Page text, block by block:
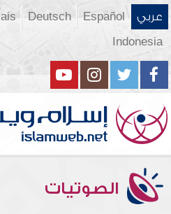
عربي Español
Deutsch
Indonesia
الصوتيات